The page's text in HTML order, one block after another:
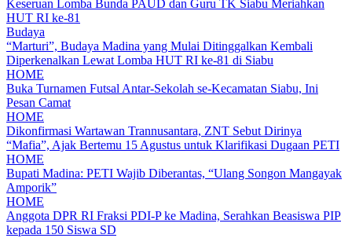
Keseruan Lomba Bunda PAUD dan Guru TK Siabu Meriahkan
HUT RI ke-81
Budaya
“Marturi”, Budaya Madina yang Mulai Ditinggalkan Kembali
Diperkenalkan Lewat Lomba HUT RI ke-81 di Siabu
HOME
Buka Turnamen Futsal Antar-Sekolah se-Kecamatan Siabu, Ini
Pesan Camat
HOME
Dikonfirmasi Wartawan Trannusantara, ZNT Sebut Dirinya
“Mafia”, Ajak Bertemu 15 Agustus untuk Klarifikasi Dugaan PETI
HOME
Bupati Madina: PETI Wajib Diberantas, “Ulang Songon Mangayak
Amporik”
HOME
Anggota DPR RI Fraksi PDI-P ke Madina, Serahkan Beasiswa PIP
kepada 150 Siswa SD